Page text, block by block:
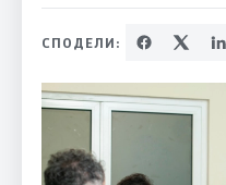
СПОДЕЛИ: